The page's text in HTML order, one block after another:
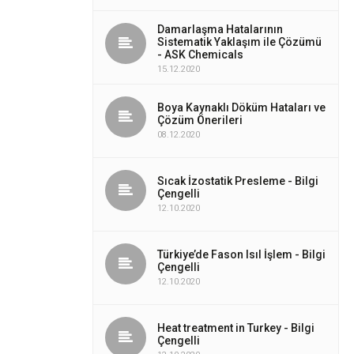
Damarlaşma Hatalarının
Sistematik Yaklaşım ile Çözümü
- ASK Chemicals
15.12.2020
Boya Kaynaklı Döküm Hataları ve
Çözüm Önerileri
08.12.2020
Sıcak İzostatik Presleme - Bilgi
Çengelli
12.10.2020
Türkiye’de Fason Isıl İşlem - Bilgi
Çengelli
12.10.2020
Heat treatment in Turkey - Bilgi
Çengelli